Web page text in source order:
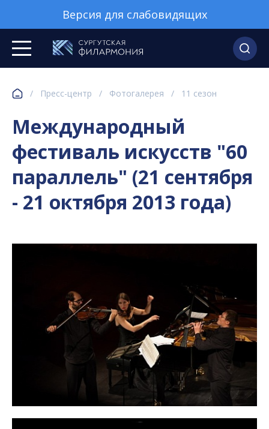
Версия для слабовидящих
/ Пресс-центр / Фотогалерея / 11 сезон
Международный
фестиваль искусств "60
параллель" (21 сентября
- 21 октября 2013 года)